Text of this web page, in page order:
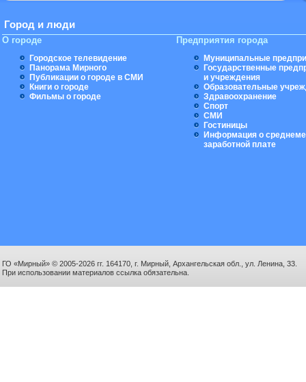
Город и люди
О городе
Городское телевидение
Панорама Мирного
Публикации о городе в СМИ
Книги о городе
Фильмы о городе
Предприятия города
Муниципальные
Государственные
и учреждения
Образовательные
Здравоохранение
Спорт
СМИ
Гостиницы
Информация о
заработной плате
ГО «Мирный» © 2005-2026 гг. 164170, г. Мирный, Архангельская обл., ул. Ленина, 33.
При использовании материалов ссылка обязательна.